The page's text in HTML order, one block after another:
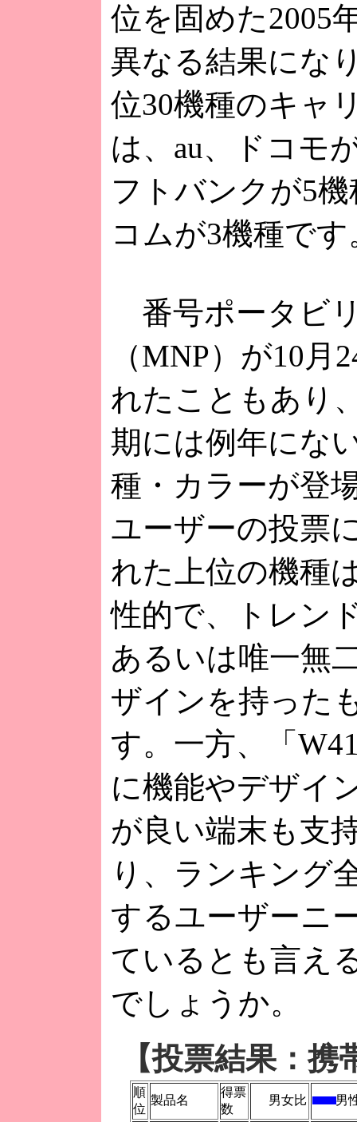
位を固めた2005
異なる結果にな
位30機種のキャ
は、au、ドコモ
フトバンクが5
コムが3機種です
番号ポータビ
（MNP）が10月
れたこともあり
期には例年にな
種・カラーが登
ユーザーの投票
れた上位の機種
性的で、トレン
あるいは唯一無
ザインを持った
す。一方、「
に機能やデザイ
が良い端末も支
り、ランキング
するユーザーニ
ているとも言え
でしょうか。
【投票結果：
順
位
製品名
得票
数
男女比 男